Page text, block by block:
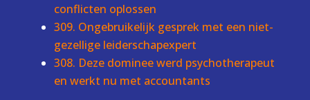
conflicten oplossen
309. Ongebruikelijk gesprek met een niet-
gezellige leiderschapexpert
308. Deze dominee werd psychotherapeut
en werkt nu met accountants